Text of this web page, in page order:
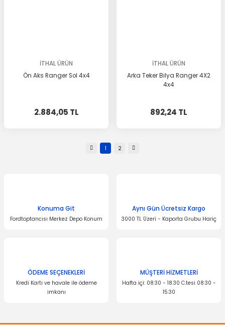
İTHAL ÜRÜN
Ön Aks Ranger Sol 4x4
2.884,05 TL
İTHAL ÜRÜN
Arka Teker Bilya Ranger 4X2
4x4
892,24 TL
1 2
Konuma Git
Fordtoptancısı Merkez Depo Konum
Aynı Gün Ücretsiz Kargo
3000 TL Üzeri - Kaporta Grubu Hariç
ÖDEME SEÇENEKLERİ
Kredi Kartı ve havale ile ödeme
imkanı
MÜŞTERİ HİZMETLERİ
Hafta içi: 08:30 - 18:30 C.tesi 08:30 -
15:30